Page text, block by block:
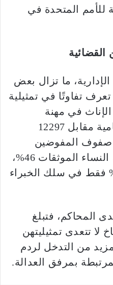
للأمم المتحدة في
القضائية
ما تزال بعض
تفاوتًا في تمثيلية
الإناث في مهنة
المحاماة 21% (3367 محامية مقابل 12297
في صفوف المفوضين
القضائيين. كما تبلغ نسبة النساء الموثقات 46%،
حين تنخفض إلى 10% فقط في سلك الخبراء
المحاكم، فتبلغ
والنساخ لا تتعدى تمثيليتهن
من التدخل لردم
بمرفق العدالة.